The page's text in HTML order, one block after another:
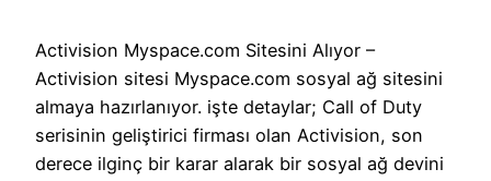
Activision Myspace.com Sitesini Alıyor –
Activision sitesi Myspace.com sosyal ağ sitesini
almaya hazırlanıyor. işte detaylar; Call of Duty
serisinin geliştirici firması olan Activision, son
derece ilginç bir karar alarak bir sosyal ağ devini